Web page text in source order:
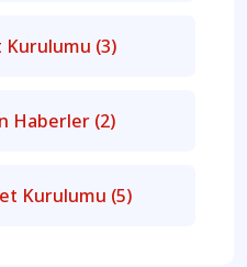
Kurulumu (3)
Haberler (2)
Kurulumu (5)